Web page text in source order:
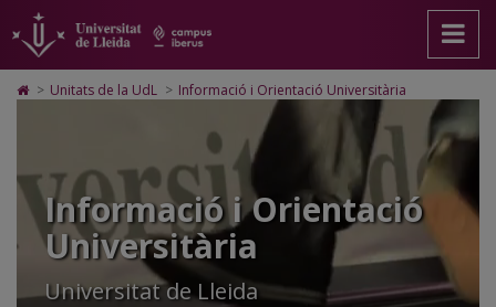
Informació
Orientació
Universitària
pàgina
principal.
contingut
principal
Mapa
Web.
Universitat
Cerca
Accessibilitat.
Universitat
Lleida
Icono
página
de
inicio
> Unitats de la UdL > Informació i Orientació Universitària
Informació i Orientació
Universitària
Universitat de Lleida